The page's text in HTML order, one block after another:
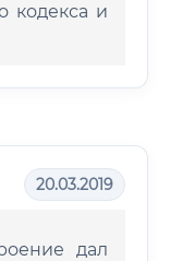
кодекса и
20.03.2019
дал